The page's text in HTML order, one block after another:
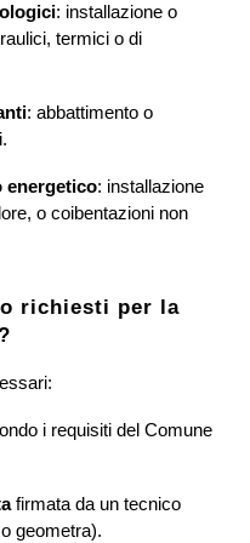
: installazione o
termici o di
: abbattimento o
energetico: installazione
o coibentazioni non
richiesti per la
i requisiti del Comune
firmata da un tecnico
geometra).